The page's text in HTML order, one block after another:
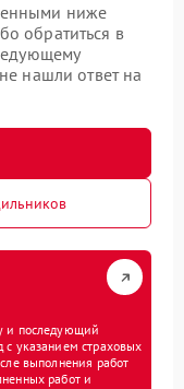
ниже
обратиться в
нашли ответ на
и последующий
с указанием страховых
выполнения работ
работ и